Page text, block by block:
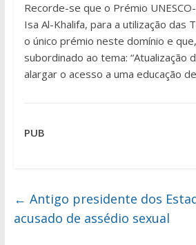
Recorde-se que o Prémio
Isa Al-Khalifa, para a utilização das
o único prémio neste domínio e
subordinado ao tema: “Atualização
alargar o acesso a uma educação
PUB
← Antigo presidente dos
acusado de assédio sexual